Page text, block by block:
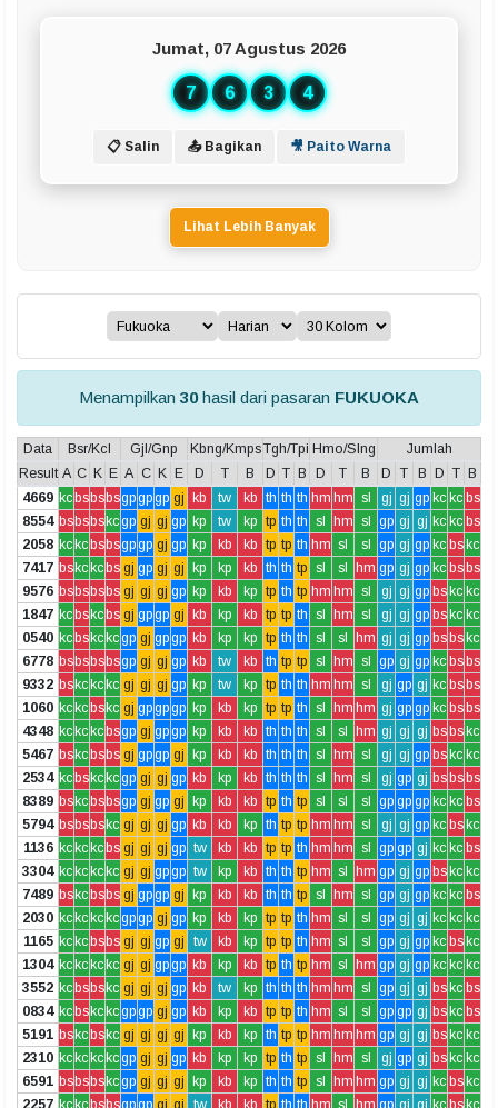
Jumat, 07 Agustus 2026
7 6 3 4
📋 Salin 📤 Bagikan 🎥 Paito Warna
Lihat Lebih Banyak
Menampilkan 30hasil dari pasaran FUKUOKA
Data Bsr/Kcl Gjl/Gnp Kbng/KmpsTgh/Tpi Hmo/Slng
Jumlah
Result A C K E A C K E D T B D T B D T B D T B D T B
4669 kcbsbsbsgpgpgp gj kb tw kb th th th hm hm sl gj gj gp kc kc bs
8554 bsbsbskcgp gj gj gp kp tw kp tp th th sl hm sl gp gj gj kc kc bs
2058 kckcbsbsgpgp gj gp kp kb kb tp tp th hm sl sl gp gj gp kc bskc
7417 bskckcbs gj gp gj gj kp kp kb th th tp sl sl hm gp gj gp kc bsbs
9576 bsbsbsbs gj gj gj gp kp kb kp tp th tp hm hm sl gj gj gp bskc kc
1847 kcbskcbs gj gpgp gj kb kp kb tp tp th sl hm sl gj gj gp bskc kc
0540 kcbskckcgp gj gpgp kb kp kp tp th th sl sl hm gj gj gp bsbskc
6778 bsbsbsbsgp gj gj gp kb tw kb th tp tp sl hm sl gp gj gp kc bsbs
9332 bskckckc gj gj gj gp kp tw kp tp th th hm hm sl gj gp gj kc bsbs
1060 kckcbskc gj gpgpgp kp kb kp tp tp th sl hm hm gj gp gp kc bsbs
4348 kckckcbsgp gj gpgp kp kb kb th th th sl sl hm gj gj gj bsbskc
5467 bskcbsbs gj gpgp gj kp kb kb th th th sl hm sl gj gj gp bskc kc
2534 kcbskckcgp gj gj gp kb kp kb th th th sl hm sl gj gp gj bsbsbs
8389 bskcbsbsgp gj gp gj kp kb kb tp th tp sl sl sl gp gp gp kc kc bs
5794 bsbsbskc gj gj gj gp kb kb kp th tp tp hm hm sl gj gj gp kc bskc
1136 kckckcbs gj gj gj gp tw kb kb tp tp th hm hm sl gp gp gj kc kc bs
3304 kckckckc gj gj gpgp tw kp kb th th tp hm sl hm gp gj gp bskc kc
7489 bskcbsbs gj gpgp gj kp kb kb th th tp sl hm sl gp gj gp kc kc bs
2030 kckckckcgpgp gj gp kp kb kp tp tp th hm sl sl gp gj gj kc kc kc
1165 kckcbsbs gj gj gp gj tw kb kp tp tp th hm sl sl gp gj gp kc bskc
1304 kckckckc gj gj gpgp kb kp kb tp th tp hm sl hm gp gj gp kc kc kc
3552 kcbsbskc gj gj gj gp kb tw kp th th th hm hm sl gp gj gj bskc bs
0834 kcbskckcgpgp gj gp kb kp kb tp tp th hm sl sl gp gp gj bskc bs
5191 bskcbskc gj gj gj gj kp kb kp th tp tp hm hm hm gp gj gj bskc kc
2310 kckckckcgp gj gj gp kb kp kp tp th tp sl hm sl gj gp gj bskc kc
6591 bsbsbskcgp gj gj gj kp kb kp th th tp sl hm hm gp gj gj kc bskc
2257 kckcbsbsgpgp gj gj tw kb kb tp th th hm sl hm gp gj gj kc bskc